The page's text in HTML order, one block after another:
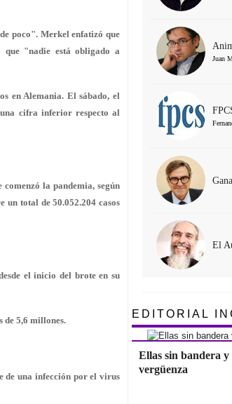
poco". Merkel enfatizó que
que "nadie está obligado a
en Alemania. El sábado, el
una cifra inferior respecto al
la pandemia, según
un total de50.052.204 casos
el inicio del brote en su
de 5,6 millones.
de una infección por el virus
Juan
El
EDITORIAL
Ellas sin bandera y
vergüenza